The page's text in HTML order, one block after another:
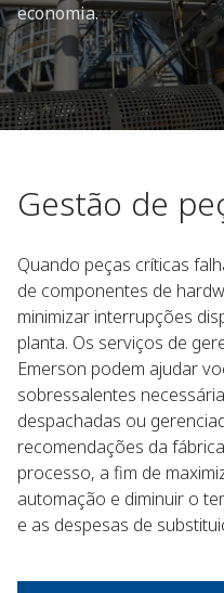
economia.
Gestão de
Quando peças críticas
de componentes de
minimizar interrupções
planta. Os serviços de
Emerson podem ajudar
sobressalentes
despachadas ou
recomendações da
processo, a fim de
automação e diminuir o
e as despesas de